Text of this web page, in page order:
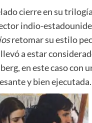
cierre en su trilogía
indio-
retomar su estilo
a estar
en este caso con
y bien ejecutada.